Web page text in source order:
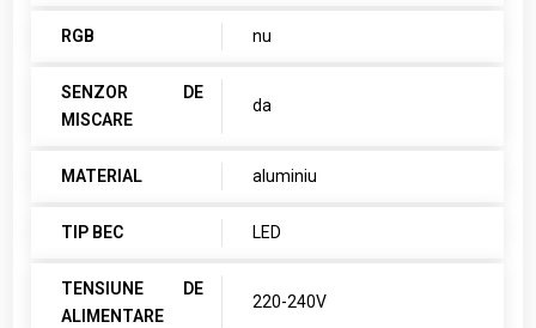
RGB nu
SENZOR DE
MISCARE
da
MATERIAL aluminiu
TIP BEC LED
TENSIUNE DE
ALIMENTARE
220-240V